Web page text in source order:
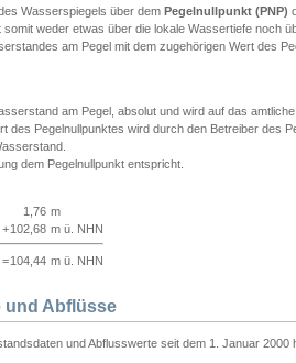
Wasserspiegels über dem Pegelnullpunkt (PNP)
weder etwas über die lokale Wassertiefe noch
am Pegel mit dem zugehörigen Wert des
am Pegel, absolut und wird auf das
des Pegelnullpunktes wird durch den Betreiber des
dem Pegelnullpunkt entspricht.
1,76 m
+102,68 m ü. NHN
=104,44 m ü. NHN
und Abflüsse
und Abflusswerte seit dem 1. Januar 2000